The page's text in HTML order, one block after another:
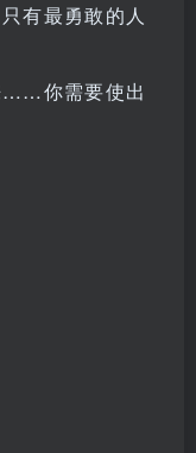
有最勇敢的人
……你需要使出